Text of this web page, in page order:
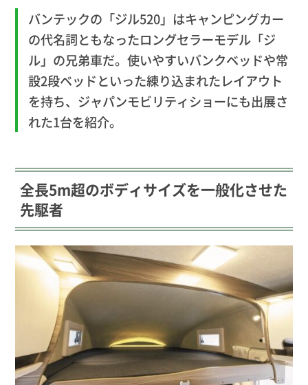
バンテックの「ジル520」はキャンピングカー
の代名詞ともなったロングセラーモデル「ジ
ル」の兄弟車だ。使いやすいバンクベッドや常
設2段ベッドといった練り込まれたレイアウト
を持ち、ジャパンモビリティショーにも出展さ
れた1台を紹介。
全長5m超のボディサイズを一般化させた
先駆者